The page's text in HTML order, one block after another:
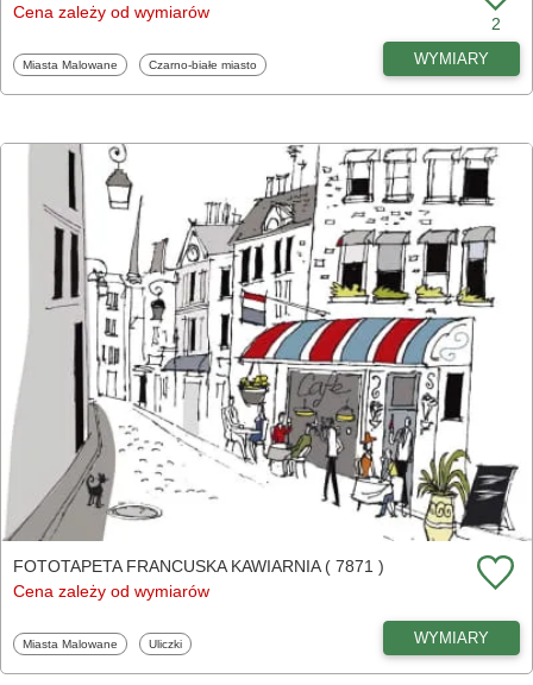
Cena zależy od wymiarów
2
Fototapety
Miasta Malowane Fototapety
Czarno-białe miasto WYMIARY
FOTOTAPETA FRANCUSKA KAWIARNIA ( 7871 )
Cena zależy od wymiarów
Fototapety
Miasta Malowane Fototapety
Uliczki WYMIARY